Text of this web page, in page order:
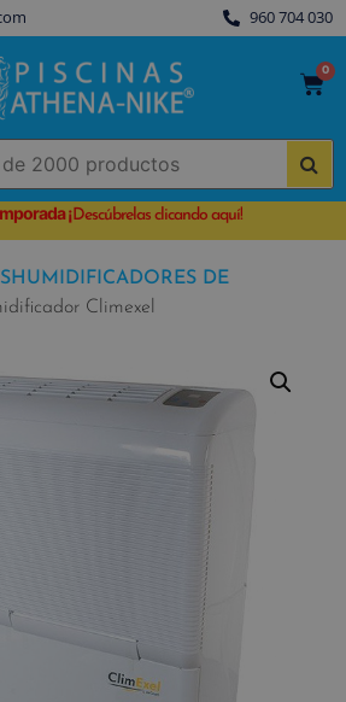
960 704 030
0
¡Descúbrelas clicando aquí!
DE
Climexel